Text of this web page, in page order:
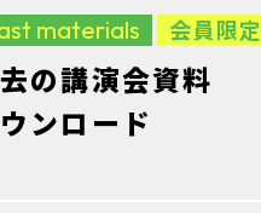
materials 会員限定
の講演会資料
ンロード